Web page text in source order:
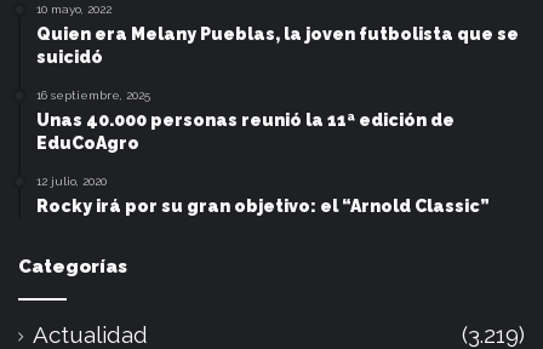
10 mayo, 2022
Quien era Melany Pueblas, la joven futbolista que se
suicidó
16 septiembre, 2025
Unas 40.000 personas reunió la 11ª edición de
EduCoAgro
12 julio, 2020
Rocky irá por su gran objetivo: el “Arnold Classic”
Categorías
Actualidad
(3.219)